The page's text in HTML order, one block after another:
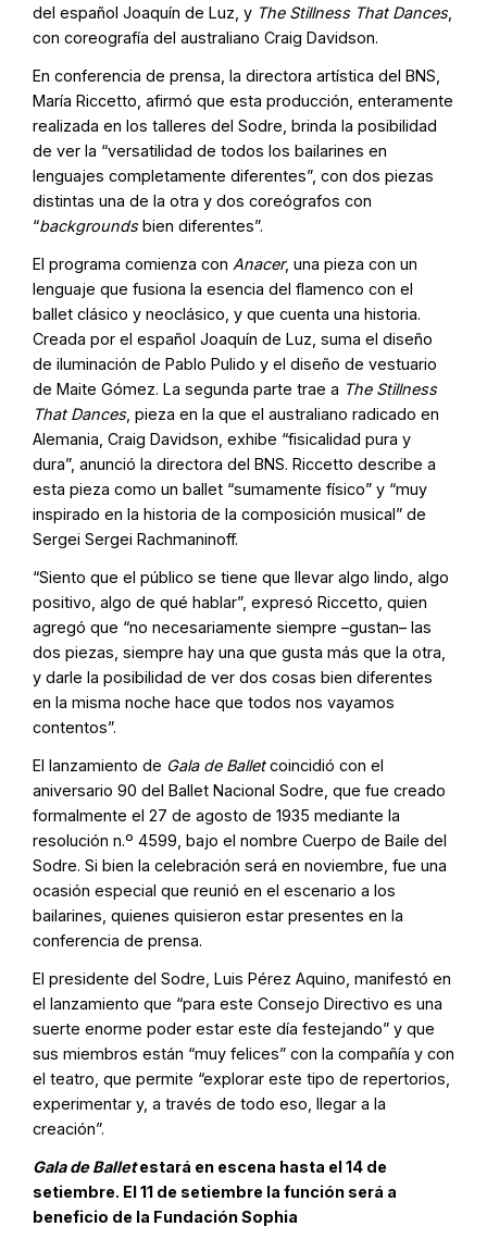
del español Joaquín de Luz, y The Stillness That Dances,
con coreografía del australiano Craig Davidson.
En conferencia de prensa, la directora artística del BNS,
María Riccetto, afirmó que esta producción, enteramente
realizada en los talleres del Sodre, brinda la posibilidad
de ver la “versatilidad de todos los bailarines en
lenguajes completamente diferentes”, con dos piezas
distintas una de la otra y dos coreógrafos con
“backgroundsbien diferentes”.
El programa comienza con Anacer, una pieza con un
lenguaje que fusiona la esencia del flamenco con el
ballet clásico y neoclásico, y que cuenta una historia.
Creada por el español Joaquín de Luz, suma el diseño
de iluminación de Pablo Pulido y el diseño de vestuario
de Maite Gómez. La segunda parte trae a The Stillness
That Dances, pieza en la que el australiano radicado en
Alemania, Craig Davidson, exhibe “fisicalidad pura y
dura”, anunció la directora del BNS. Riccetto describe a
esta pieza como un ballet “sumamente físico” y “muy
inspirado en la historia de la composición musical” de
Sergei Sergei Rachmaninoff.
“Siento que el público se tiene que llevar algo lindo, algo
positivo, algo de qué hablar”, expresó Riccetto, quien
agregó que “no necesariamente siempre –gustan– las
dos piezas, siempre hay una que gusta más que la otra,
y darle la posibilidad de ver dos cosas bien diferentes
en la misma noche hace que todos nos vayamos
contentos”.
El lanzamiento de Gala de Balletcoincidió con el
aniversario 90 del Ballet Nacional Sodre, que fue creado
formalmente el 27 de agosto de 1935 mediante la
resolución n.º 4599, bajo el nombre Cuerpo de Baile del
Sodre. Si bien la celebración será en noviembre, fue una
ocasión especial que reunió en el escenario a los
bailarines, quienes quisieron estar presentes en la
conferencia de prensa.
El presidente del Sodre, Luis Pérez Aquino, manifestó en
el lanzamiento que “para este Consejo Directivo es una
suerte enorme poder estar este día festejando” y que
sus miembros están “muy felices” con la compañía y con
el teatro, que permite “explorar este tipo de repertorios,
experimentar y, a través de todo eso, llegar a la
creación”.
Gala de Balletestará en escena hasta el 14 de
setiembre. El 11 de setiembre la función será a
beneficio de la Fundación Sophia